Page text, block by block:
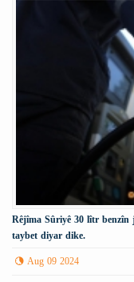
Rêjîma Sûriyê 30 lîtr
taybet diyar dike.
Aug 09 2024